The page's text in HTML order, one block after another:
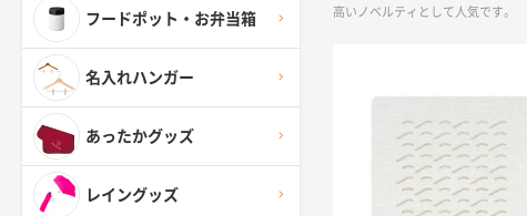
フードポット・お弁当箱
名入れハンガー
あったかグッズ
レイングッズ
高いノベルティとして人気です。